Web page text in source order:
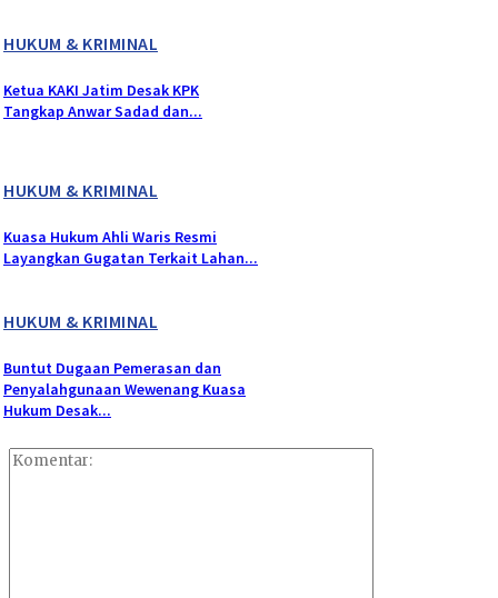
HUKUM & KRIMINAL
Ketua KAKI Jatim Desak KPK
Tangkap Anwar Sadad dan...
HUKUM & KRIMINAL
Kuasa Hukum Ahli Waris Resmi
Layangkan Gugatan Terkait Lahan...
HUKUM & KRIMINAL
Buntut Dugaan Pemerasan dan
Penyalahgunaan Wewenang Kuasa
Hukum Desak...